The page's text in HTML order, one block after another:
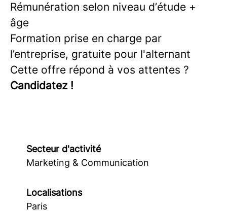
Rémunération selon niveau d’étude +
âge
Formation prise en charge par
l’entreprise, gratuite pour l'alternant
Cette offre répond à vos attentes ?
Candidatez !
Secteur d'activité
Marketing & Communication
Localisations
Paris